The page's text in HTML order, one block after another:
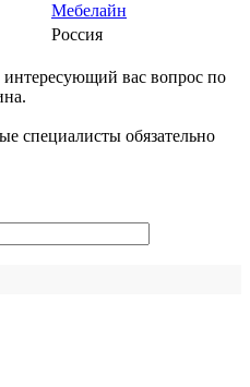
Мебелайн
Россия
вас вопрос по
специалисты обязательно